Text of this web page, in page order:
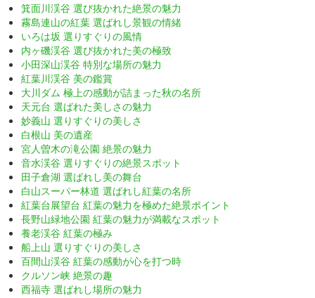
箕面川渓谷 選び抜かれた絶景の魅力
霧島連山の紅葉 選ばれし景観の情緒
いろは坂 選りすぐりの風情
内ヶ磯渓谷 選び抜かれた美の極致
小田深山渓谷 特別な場所の魅力
紅葉川渓谷 美の鑑賞
大川ダム 極上の感動が詰まった秋の名所
天元台 選ばれた美しさの魅力
妙義山 選りすぐりの美しさ
白根山 美の遺産
宮人曽木の滝公園 絶景の魅力
音水渓谷 選りすぐりの絶景スポット
田子倉湖 選ばれし美の舞台
白山スーパー林道 選ばれし紅葉の名所
紅葉台展望台 紅葉の魅力を極めた絶景ポイント
長野山緑地公園 紅葉の魅力が満載なスポット
養老渓谷 紅葉の極み
船上山 選りすぐりの美しさ
百間山渓谷 紅葉の感動が心を打つ時
クルソン峡 絶景の趣
西福寺 選ばれし場所の魅力